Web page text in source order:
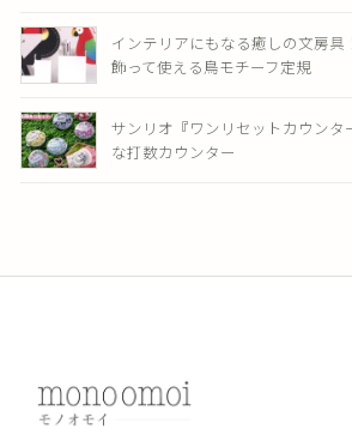
インテリアにもなる癒しの文房
飾って使える鳥モチーフ定規
サンリオ『ワンリセットカウンタ
な打数カウンター